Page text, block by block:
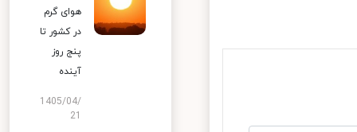
هوای گرم
در کشور تا
پنج روز
آینده
1405/04/